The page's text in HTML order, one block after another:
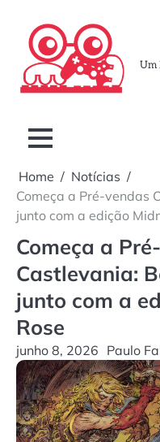
content
Um
Home
Notícias
Começa a Pré-vendas
junto com a edição
Começa a
Castlevania:
junto com a
Rose
junho 8, 2026 Paulo